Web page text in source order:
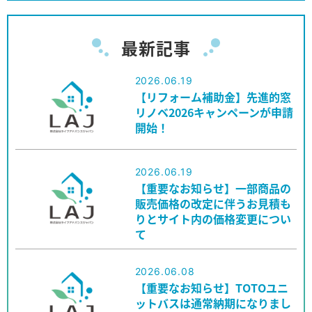
最新記事
2026.06.19
【リフォーム補助金】先進的窓
リノベ2026キャンペーンが申請
開始！
2026.06.19
【重要なお知らせ】一部商品の
販売価格の改定に伴うお見積も
りとサイト内の価格変更につい
て
2026.06.08
【重要なお知らせ】TOTOユニ
ットバスは通常納期になりまし